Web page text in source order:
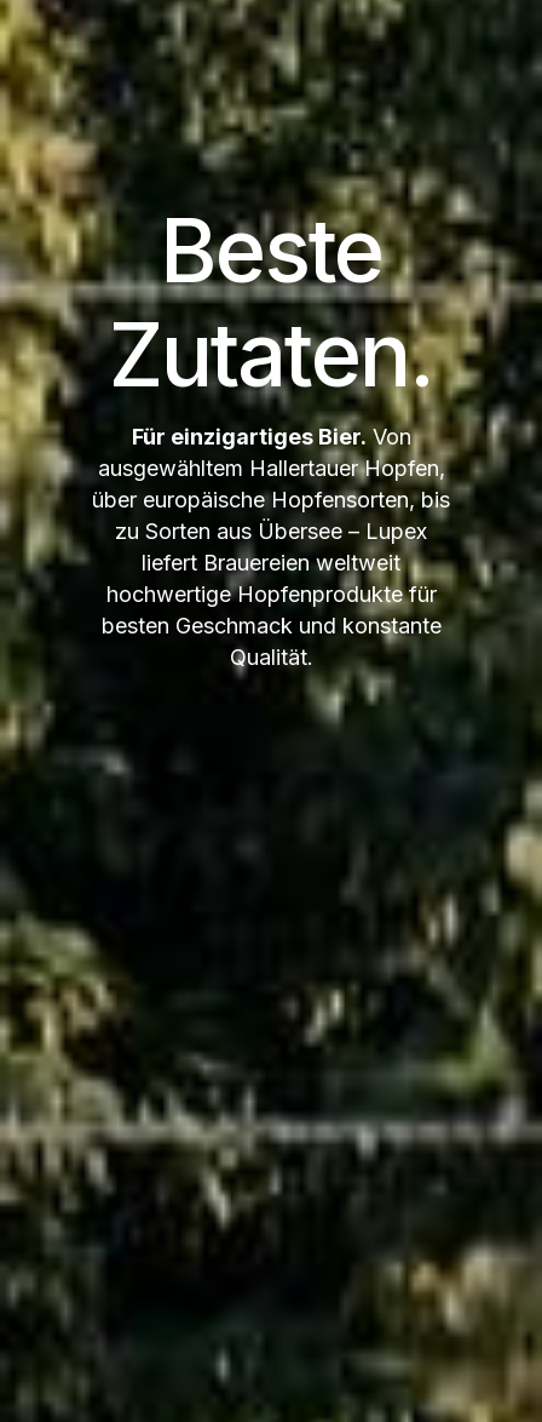
Beste
Zutaten.
Für einzigartiges Bier.Von
ausgewähltem Hallertauer Hopfen,
über europäische Hopfensorten, bis
zu Sorten aus Übersee – Lupex
liefert Brauereien weltweit
hochwertige Hopfenprodukte für
besten Geschmack und konstante
Qualität.